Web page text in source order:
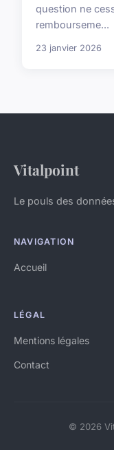
question ne
rembourseme...
23 janvier 2026
Vitalpoint
Le pouls des
NAVIGATION
Accueil
LÉGAL
Mentions légales
Contact
© 2026